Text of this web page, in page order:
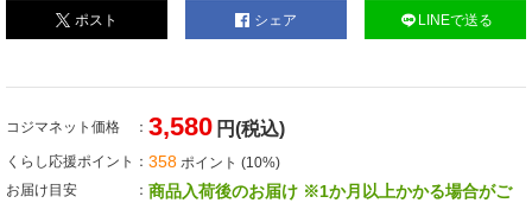
ポスト シェア LINEで送る
コジマネット価格 3,580 円(税込)
くらし応援ポイント 358 ポイント (10%)
お届け目安
商品入荷後のお届け ※1か月以上かかる場合がご